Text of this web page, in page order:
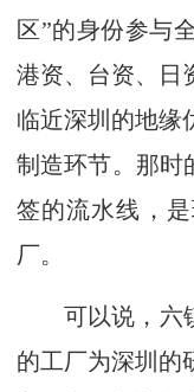
区”的身份参与
港资、台资、日
临近深圳的地缘
制造环节。那时
签的流水线，
厂。
可以说，六镇
的工厂为深圳的